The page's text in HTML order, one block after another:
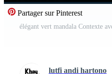
Partager sur Pinterest
lutfi andi hartono